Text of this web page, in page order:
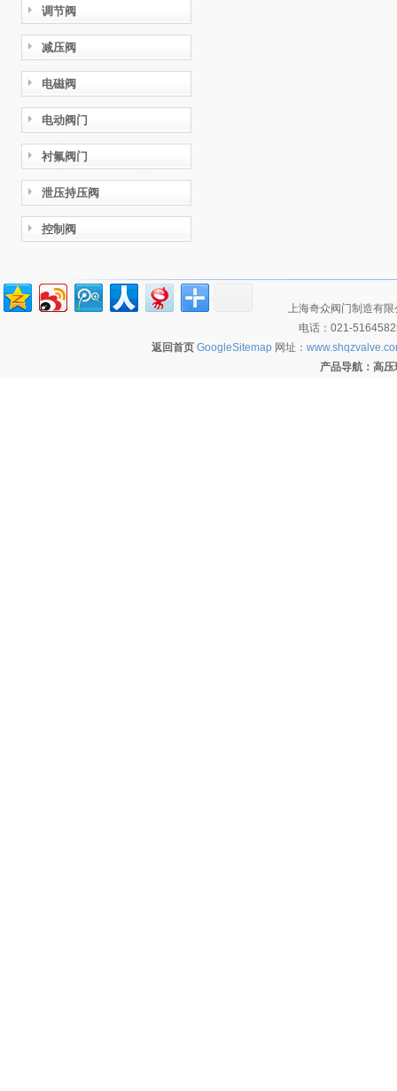
调节阀
减压阀
电磁阀
电动阀门
衬氟阀门
泄压持压阀
控制阀
上海奇众阀门制造有
电话：021-
返回首页 GoogleSitemap 网址：
产品导航： 高压